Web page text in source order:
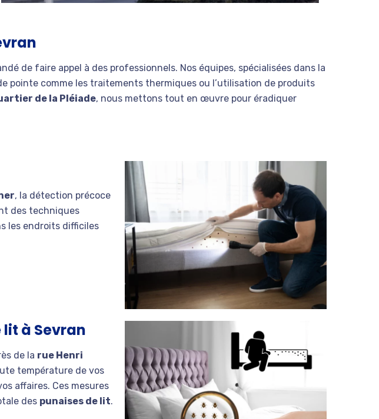
de faire appel à des professionnels. Nos équipes, spécialisées dans la
pointe comme les traitements thermiques ou l’utilisation de produits
de la Pléiade, nous mettons tout en œuvre pour éradiquer
, la détection précoce
des techniques
les endroits difficiles
à Sevran
de la rue Henri
température de vos
affaires. Ces mesures
des punaises de lit.